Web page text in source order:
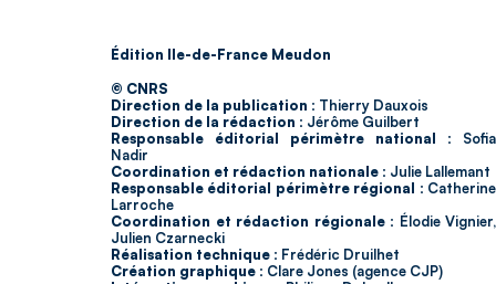
Édition Ile-de-France Meudon
© CNRS
Direction de la publication : Thierry Dauxois
Direction de la rédaction : Jérôme Guilbert
Responsable éditorial périmètre national : Sofia
Nadir
Coordination et rédaction nationale : Julie Lallemant
Responsable éditorial périmètre régional : Catherine
Larroche
Coordination et rédaction régionale : Élodie Vignier,
Julien Czarnecki
Réalisation technique : Frédéric Druilhet
Création graphique : Clare Jones (agence CJP)